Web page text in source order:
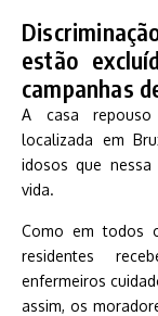
estão
campanhas
A casa repouso
localizada em
idosos que
vida.
Como em todos
residentes
enfermeiros
assim, os